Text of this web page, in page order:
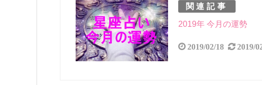
関連記事
2019年 今月の運勢
2019/02/18 2019/